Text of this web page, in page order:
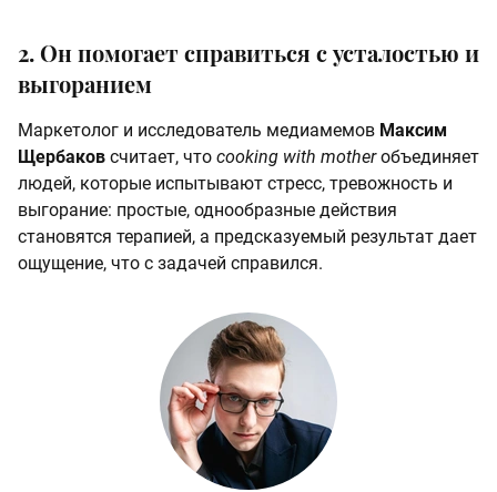
2. Он помогает справиться с усталостью и
выгоранием
Маркетолог и исследователь медиамемов Максим
Щербаков считает, что cooking with motherобъединяет
людей, которые испытывают стресс, тревожность и
выгорание: простые, однообразные действия
становятся терапией, а предсказуемый результат дает
ощущение, что с задачей справился.